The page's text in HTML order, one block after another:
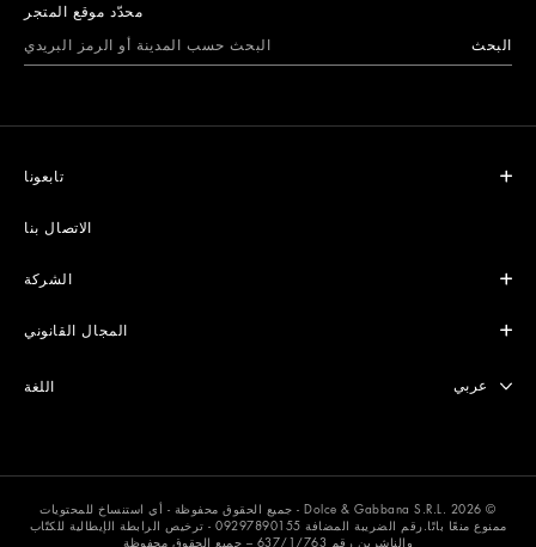
محدّد موقع المتجر
البحث
تابعونا
الاتصال بنا
الشركة
المجال القانوني
اللغة Select
عربي
© Dolce & Gabbana S.R.L. 2026 - جميع الحقوق محفوظة - أي استنساخ للمحتويات
ممنوع منعًا باتًا.رقم الضريبة المضافة 09297890155 - ترخيص الرابطة الإيطالية للكتّاب
والناشرين رقم 637/1/763 – جميع الحقوق محفوظة